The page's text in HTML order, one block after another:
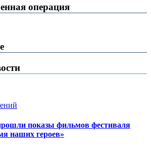
операция
показы фильмов фестиваля
наших героев»